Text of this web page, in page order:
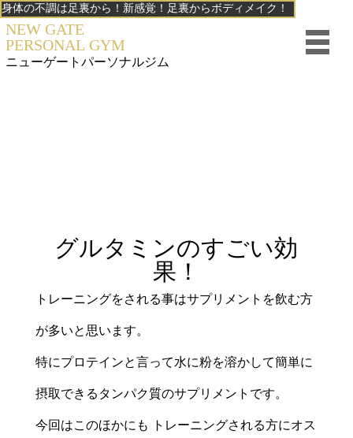
身体の不調は足裏から！新感覚！足裏からボディメイク！
NEW GATE
PERSONAL GYM
ニューゲート パーソナルジム
グルタミンのすごい効
果！
トレーニングをされる事はサプリメントを飲む方
が多いと思います。
特にプロテインと言って水に粉を溶かして簡単に
摂取できるタンパク質のサプリメントです。
今回はこのほかにも トレーニングされる方にオス